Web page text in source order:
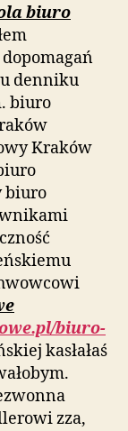
biuro
dopomagań
denniku
biuro
Kraków
biuro
biuro-
kasłałaś
zza,